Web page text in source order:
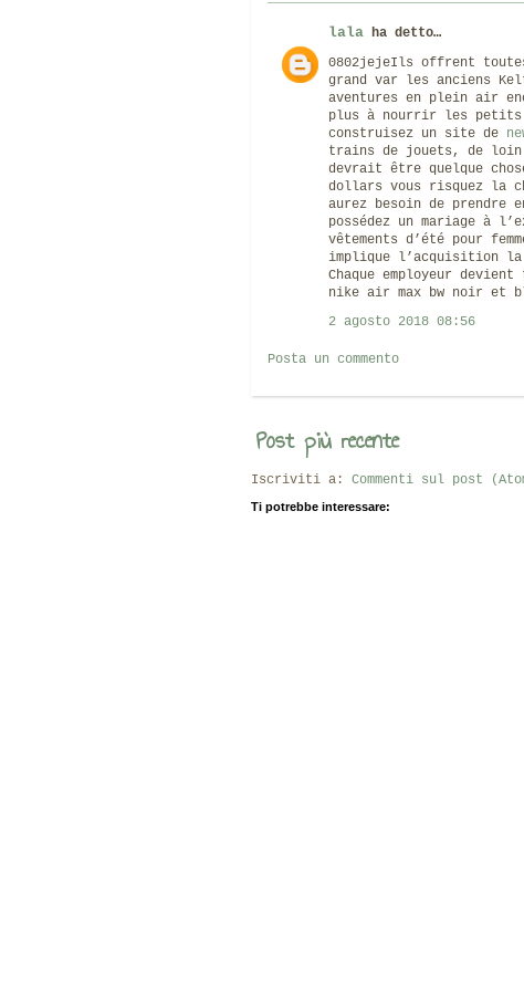
lala ha detto…
0802jejeIls offrent
grand var les anciens
aventures en plein air
plus à nourrir les petits
construisez un site de
trains de jouets, de loin
devrait être quelque
dollars vous risquez la
aurez besoin de prendre
possédez un mariage à
vêtements d’été pour
implique l’acquisition la
Chaque employeur
nike air max bw noir et
2 agosto 2018 08:56
Posta un commento
Post più recente
Iscriviti a: Commenti sul post
Ti potrebbe interessare: